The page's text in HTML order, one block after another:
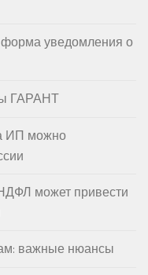
уведомления о
ГАРАНТ
ИП можно
может привести
важные нюансы